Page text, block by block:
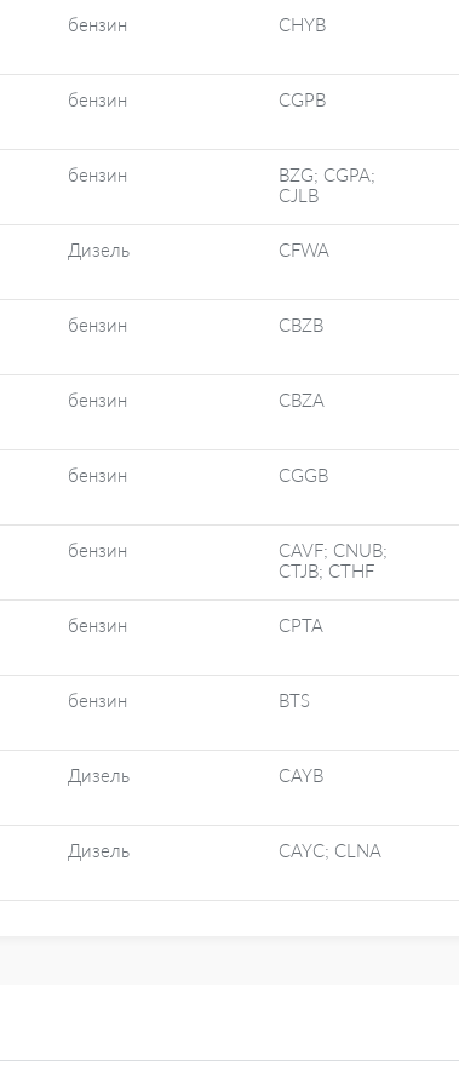
бензин CHYB
бензин CGPB
бензин
BZG; CGPA;
CJLB
Дизель CFWA
бензин CBZB
бензин CBZA
бензин CGGB
бензин
CAVF; CNUB;
CTJB; CTHF
бензин CPTA
бензин BTS
Дизель CAYB
Дизель CAYC; CLNA